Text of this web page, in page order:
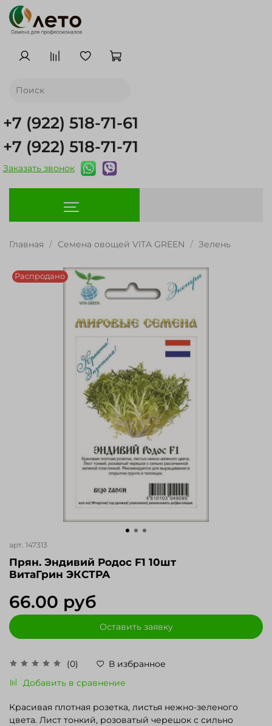
+7 (922) 518-71-61
+7 (922) 518-71-71
Заказать звонок
Главная Семена овощей VITA GREEN Зелень
Распродано
арт. 147313
Прян. Эндивий Родос F1 10шт
ВитаГрин ЭКСТРА
(0)
В избранное
Добавить в сравнение
66.00 руб
Оставить заявку
Красивая плотная розетка, листья нежно-зеленого
цвета. Лист тонкий, розоватый черешок с сильно